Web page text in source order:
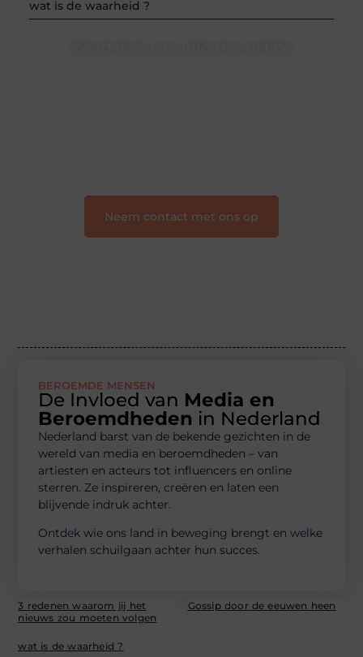
wat is de waarheid ?
Neem contact met ons op
BEROEMDE MENSEN
De Invloed van Media en
Beroemdheden in Nederland
Nederland barst van de bekende gezichten in de
wereld van media en beroemdheden – van
artiesten en acteurs tot influencers en online
sterren. Ze inspireren, creëren en laten een
blijvende indruk achter.
Ontdek wie ons land in beweging brengt en welke
verhalen schuilgaan achter hun succes.
3 redenen waarom jij het
nieuws zou moeten volgen
Gossip door de eeuwen heen
wat is de waarheid ?